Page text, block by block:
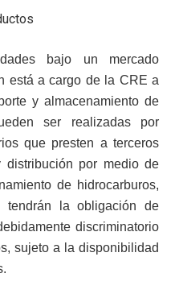
bajo un mercado
está a cargo de la CRE a
y almacenamiento de
ser realizadas por
que presten a terceros
distribución por medio de
de hidrocarburos,
tendrán la obligación de
discriminatorio
sujeto a la disponibilidad